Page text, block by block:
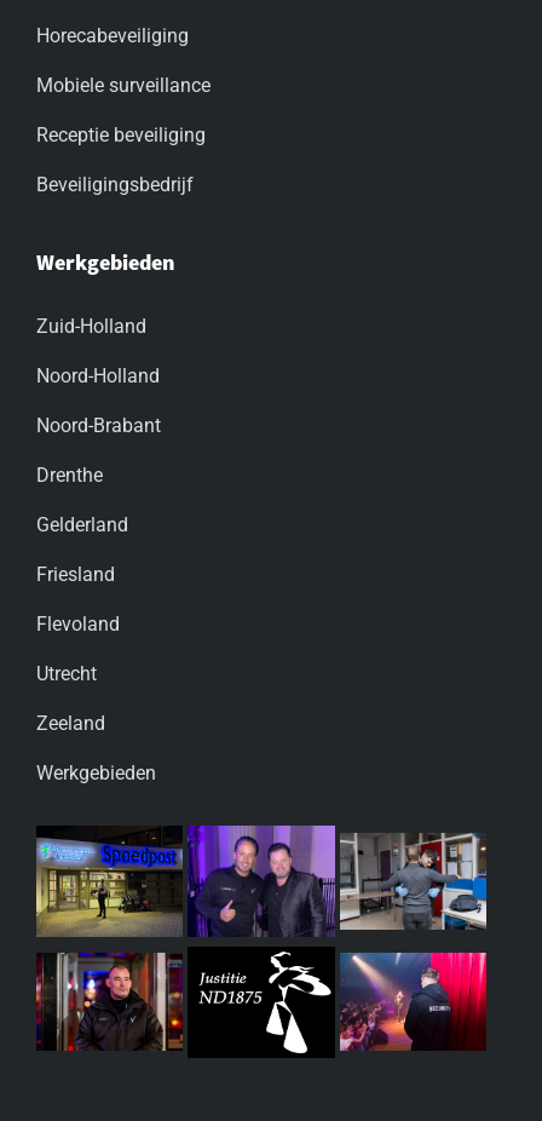
Horecabeveiliging
Mobiele surveillance
Receptie beveiliging
Beveiligingsbedrijf
Werkgebieden
Zuid-Holland
Noord-Holland
Noord-Brabant
Drenthe
Gelderland
Friesland
Flevoland
Utrecht
Zeeland
Werkgebieden